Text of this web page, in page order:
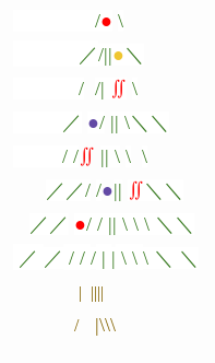
/● \
／/||●＼
/ /| ∬ \
／ ●/ || \＼ ＼
/ / ∬ || \ \ \
／ ／/ /●|| ∬＼ ＼
／ ／ ●/ / || \ \ \ ＼ ＼
／ ／ / / / | | \ \ \ ＼ ＼
| ||||
/|\\\